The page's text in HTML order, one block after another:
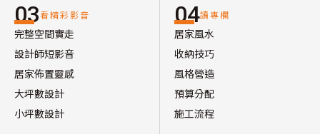
03看精彩影音
完整空間實走
設計師短影音
居家佈置靈感
大坪數設計
小坪數設計
04讀專欄
居家風水
收納技巧
風格營造
預算分配
施工流程